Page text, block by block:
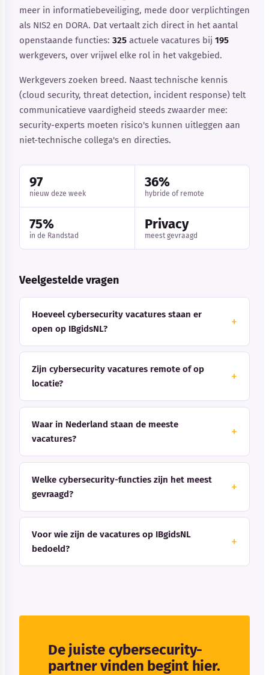
meer in informatiebeveiliging, mede door verplichtingen
als NIS2 en DORA. Dat vertaalt zich direct in het aantal
openstaande functies: 325 actuele vacatures bij 195
werkgevers, over vrijwel elke rol in het vakgebied.
Werkgevers zoeken breed. Naast technische kennis
(cloud security, threat detection, incident response) telt
communicatieve vaardigheid steeds zwaarder mee:
security-experts moeten risico's kunnen uitleggen aan
niet-technische collega's en directies.
97
nieuw deze week
36%
hybride of remote
75%
in de Randstad
Privacy
meest gevraagd
Veelgestelde vragen
Hoeveel cybersecurity vacatures staan er
open op IBgidsNL?
Zijn cybersecurity vacatures remote of op
locatie?
Waar in Nederland staan de meeste
vacatures?
Welke cybersecurity-functies zijn het meest
gevraagd?
Voor wie zijn de vacatures op IBgidsNL
bedoeld?
De juiste cybersecurity-
partner vinden begint hier.